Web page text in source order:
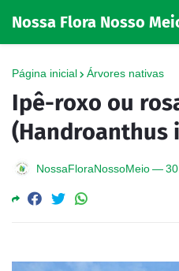
Nossa Flora Nosso
Página inicial Árvores nativas
Ipê-roxo ou
(Handroanthus
NossaFloraNossoMeio—